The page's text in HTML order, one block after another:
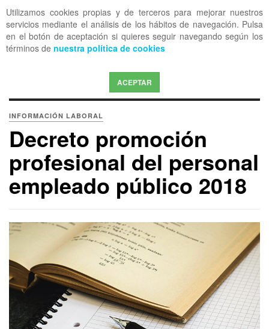
Utilizamos cookies propias y de terceros para mejorar nuestros
servicios mediante el análisis de los hábitos de navegación. Pulsa
en el botón de aceptación si quieres seguir navegando según los
términos de nuestra política de cookies
ACEPTAR
OFF CANVAS
INFORMACIÓN LABORAL
Decreto promoción
profesional del personal
empleado público 2018